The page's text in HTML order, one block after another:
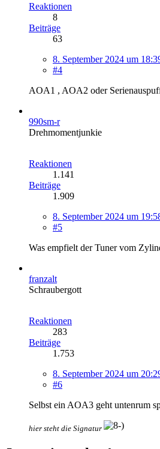
Reaktionen
8
Beiträge
63
8. September 2024 um
#4
AOA1 , AOA2 oder
990sm-r
Drehmomentjunkie
Reaktionen
1.141
Beiträge
1.909
8. September 2024 um
#5
Was empfielt der Tuner vom
franzalt
Schraubergott
Reaktionen
283
Beiträge
1.753
8. September 2024 um
#6
Selbst ein AOA3 geht untenrum
hier steht die Signatur